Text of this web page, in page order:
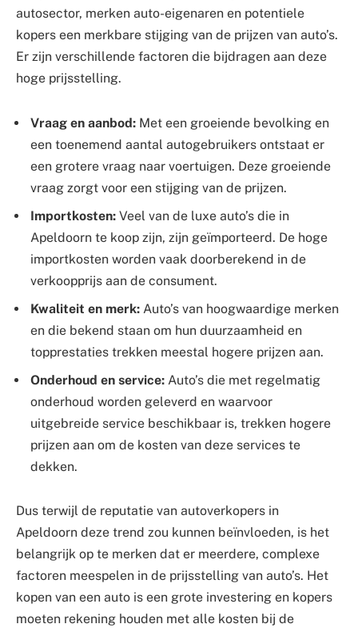
autosector, merken auto-eigenaren en potentiele
kopers een merkbare stijging van de prijzen van auto’s.
Er zijn verschillende factoren die bijdragen aan deze
hoge prijsstelling.
Vraag en aanbod: Met een groeiende bevolking en
een toenemend aantal autogebruikers ontstaat er
een grotere vraag naar voertuigen. Deze groeiende
vraag zorgt voor een stijging van de prijzen.
Importkosten: Veel van de luxe auto’s die in
Apeldoorn te koop zijn, zijn geïmporteerd. De hoge
importkosten worden vaak doorberekend in de
verkoopprijs aan de consument.
Kwaliteit en merk: Auto’s van hoogwaardige merken
en die bekend staan om hun duurzaamheid en
topprestaties trekken meestal hogere prijzen aan.
Onderhoud en service: Auto’s die met regelmatig
onderhoud worden geleverd en waarvoor
uitgebreide service beschikbaar is, trekken hogere
prijzen aan om de kosten van deze services te
dekken.
Dus terwijl de reputatie van autoverkopers in
Apeldoorn deze trend zou kunnen beïnvloeden, is het
belangrijk op te merken dat er meerdere, complexe
factoren meespelen in de prijsstelling van auto’s. Het
kopen van een auto is een grote investering en kopers
moeten rekening houden met alle kosten bij de